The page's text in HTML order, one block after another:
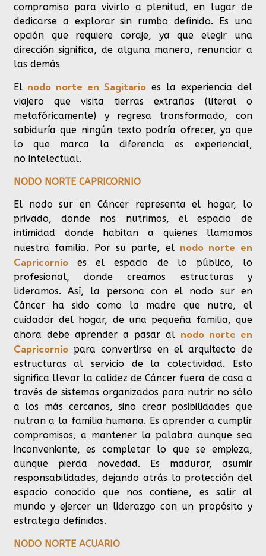
compromiso para vivirlo a plenitud, en lugar de
dedicarse a explorar sin rumbo definido. Es una
opción que requiere coraje, ya que elegir una
dirección significa, de alguna manera, renunciar a
las demás
El nodo norte en Sagitarioes la experiencia del
viajero que visita tierras extrañas (literal o
metafóricamente) y regresa transformado, con
sabiduría que ningún texto podría ofrecer, ya que
lo que marca la diferencia es experiencial,
no intelectual.
NODO NORTE CAPRICORNIO
El nodo sur en Cáncer representa el hogar, lo
privado, donde nos nutrimos, el espacio de
intimidad donde habitan a quienes llamamos
nuestra familia. Por su parte, el nodo norte en
Capricornio
es el espacio de lo público, lo
profesional, donde creamos estructuras y
lideramos. Así, la persona con el nodo sur en
Cáncer ha sido como la madre que nutre, el
cuidador del hogar, de una pequeña familia, que
ahora debe aprender a pasar al nodo norte en
Capricornio para convertirse en el arquitecto de
estructuras al servicio de la colectividad. Esto
significa llevar la calidez de Cáncer fuera de casa a
través de sistemas organizados para nutrir no sólo
a los más cercanos, sino crear posibilidades que
nutran a la familia humana. Es aprender a cumplir
compromisos, a mantener la palabra aunque sea
inconveniente, es completar lo que se empieza,
aunque pierda novedad. Es madurar, asumir
responsabilidades, dejando atrás la protección del
espacio conocido que nos contiene, es salir al
mundo y ejercer un liderazgo con un propósito y
estrategia definidos.
NODO NORTE ACUARIO